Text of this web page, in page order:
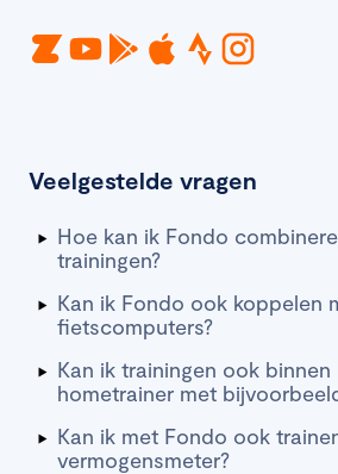
Veelgestelde vragen
Hoe kan ik Fondo
trainingen?
Kan ik Fondo ook koppelen
fietscomputers?
Kan ik trainingen ook
hometrainer met
Kan ik met Fondo ook
vermogensmeter?